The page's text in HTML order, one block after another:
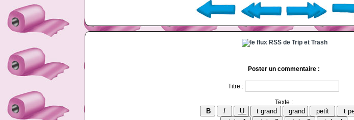
Poster un commentaire :
Titre :
Texte :